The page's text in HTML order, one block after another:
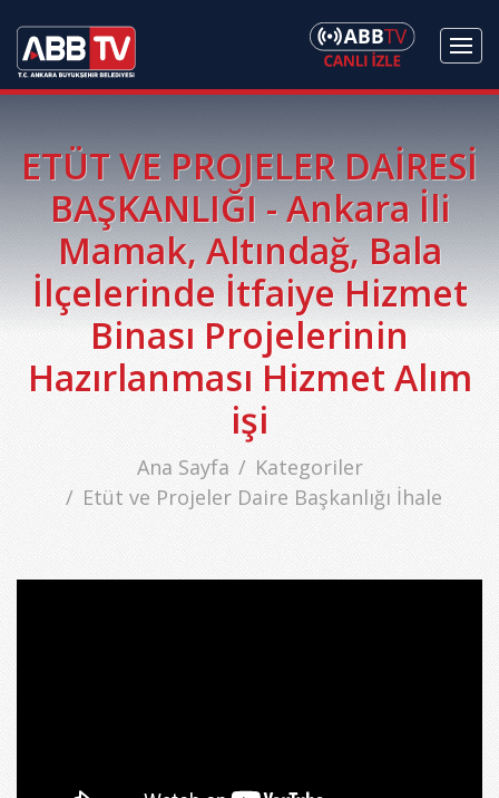
ETÜT VE PROJELER DAİRESİ
BAŞKANLIĞI - Ankara İli
Mamak, Altındağ, Bala
İlçelerinde İtfaiye Hizmet
Binası Projelerinin
Hazırlanması Hizmet Alım
işi
Ana Sayfa
Kategoriler
Etüt ve Projeler Daire Başkanlığı İhale